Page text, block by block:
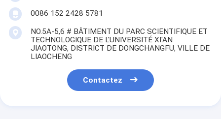
0086 152 2428 5781
NO.5A-5,6 # BÂTIMENT DU PARC SCIENTIFIQUE ET
TECHNOLOGIQUE DE L'UNIVERSITÉ XI'AN
JIAOTONG, DISTRICT DE DONGCHANGFU, VILLE DE
LIAOCHENG
Contactez